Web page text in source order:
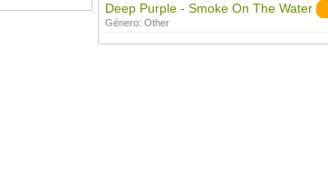
Deep Purple - Smoke On The Water
Género: Other